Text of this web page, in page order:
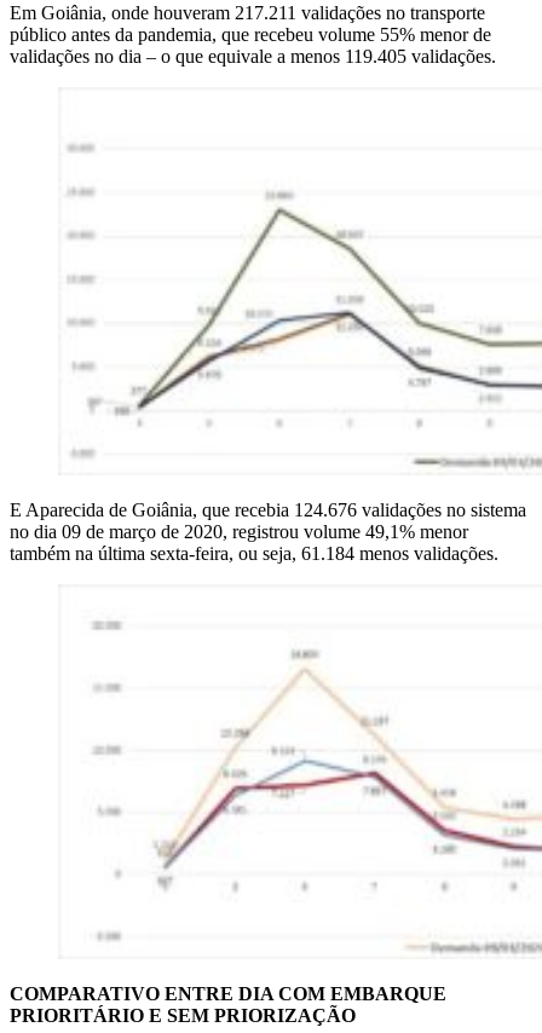
Em Goiânia, onde houveram 217.211 validações no transporte
público antes da pandemia, que recebeu volume 55% menor de
validações no dia – o que equivale a menos 119.405 validações.
E Aparecida de Goiânia, que recebia 124.676 validações no sistema
no dia 09 de março de 2020, registrou volume 49,1% menor
também na última sexta-feira, ou seja, 61.184 menos validações.
COMPARATIVO ENTRE DIA COM EMBARQUE
PRIORITÁRIO E SEM PRIORIZAÇÃO